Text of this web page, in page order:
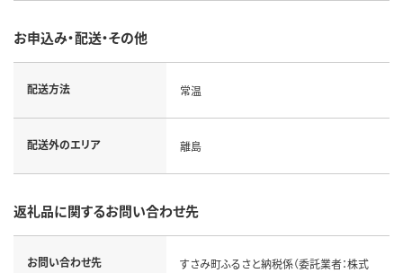
お申込み・配送・その他
配送方法 常温
配送外のエリア 離島
返礼品に関するお問い合わせ先
お問い合わせ先
すさみ町ふるさと納税係（委託業者：株式